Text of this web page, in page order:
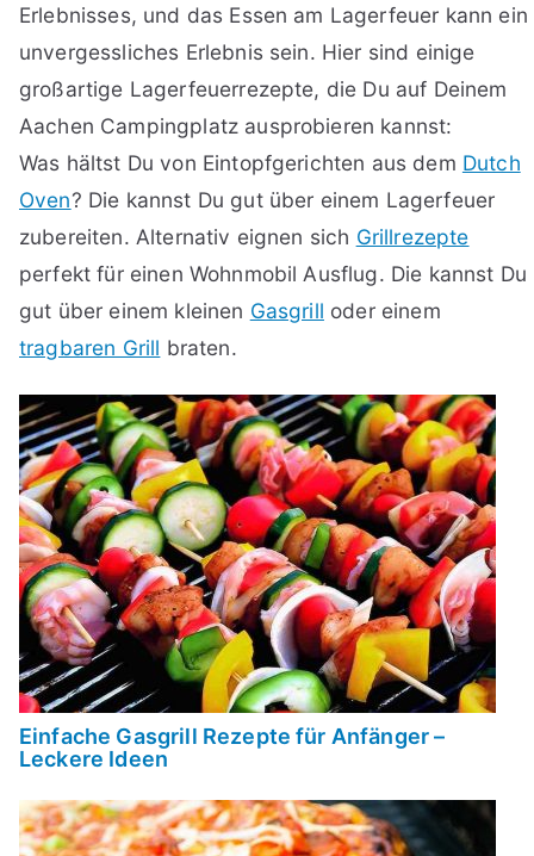
Erlebnisses, und das Essen am Lagerfeuer kann ein
unvergessliches Erlebnis sein. Hier sind einige
großartige Lagerfeuerrezepte, die Du auf Deinem
Aachen Campingplatz ausprobieren kannst:
Was hältst Du von Eintopfgerichten aus dem Dutch
Oven? Die kannst Du gut über einem Lagerfeuer
zubereiten. Alternativ eignen sich Grillrezepte
perfekt für einen Wohnmobil Ausflug. Die kannst Du
gut über einem kleinen Gasgrill oder einem
tragbaren Grill braten.
Einfache Gasgrill Rezepte für Anfänger –
Leckere Ideen